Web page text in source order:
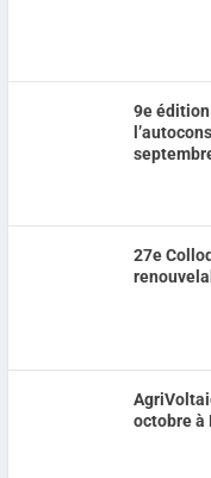
9e édition
27e
octobre à